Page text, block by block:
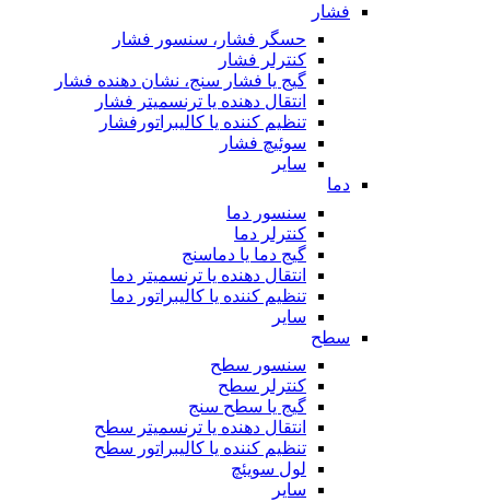
فشار
حسگر فشار، سنسور فشار
کنترلر فشار
گیج یا فشار سنج، نشان دهنده فشار
انتقال دهنده یا ترنسمیتر فشار
تنظیم کننده یا کالیبراتورفشار
سوئیچ فشار
سایر
دما
سنسور دما
کنترلر دما
گیج دما یا دماسنج
انتقال دهنده یا ترنسمیتر دما
تنظیم کننده یا کالیبراتور دما
سایر
سطح
سنسور سطح
کنترلر سطح
گیج یا سطح سنج
انتقال دهنده یا ترنسمیتر سطح
تنظیم کننده یا کالیبراتور سطح
لول سویئچ
سایر